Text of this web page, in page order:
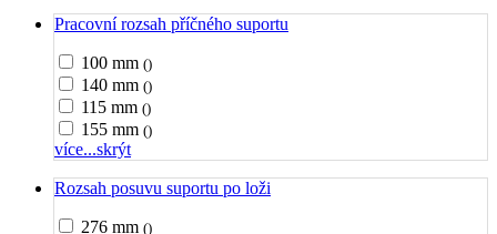
Pracovní rozsah příčného suportu
100 mm ()
140 mm ()
115 mm ()
155 mm ()
více...skrýt
Rozsah posuvu suportu po loži
276 mm ()